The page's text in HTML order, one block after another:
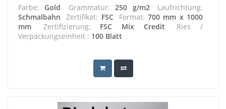
Farbe: Gold Grammatur:250 g/m2
Laufrichtung:
Schmalbahn
Zertifikat: FSC Format:700 mm x 1000
mm
Zertifizierung: FSC Mix Credit
Ries /
Verpackungseinheit : 100 Blatt